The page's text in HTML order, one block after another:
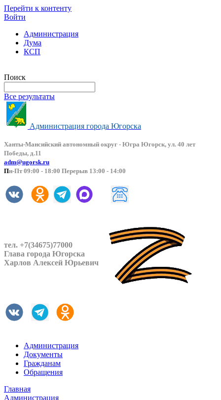
Перейти к контенту
Войти
Администрация
Дума
КСП
Поиск
Все результаты
Администрация города Югорска
Ханты-Мансийский автономный округ - Югра Югорск, ул. 40 лет
Победы, д.11
adm@ugorsk.ru
Пн-Пт 09:00 - 18:00 Перерыв 13:00 - 14:00
тел. +7(34675)77000
Глава города Югорска
Харлов Алексей Юрьевич
Администрация
Документы
Гражданам
Обращения
Главная
Администрация